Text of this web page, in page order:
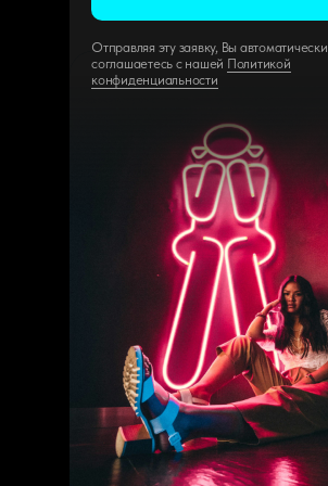
Отправляя эту заявку, Вы автоматически
соглашаетесь с нашей Политикой
конфиденциальности